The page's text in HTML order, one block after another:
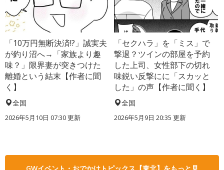
「10万円無断決済!?」誠実夫
が釣り沼へ→「家族より趣
味？」限界妻が突きつけた
離婚という結末【作者に聞
く】
全国
2026年5月10日 07:30 更新
「セクハラ」を「ミス」で
撃退？ツインの部屋を予約
した上司、女性部下の切れ
味鋭い反撃にに「スカッと
した」の声【作者に聞く】
全国
2026年5月9日 20:35 更新